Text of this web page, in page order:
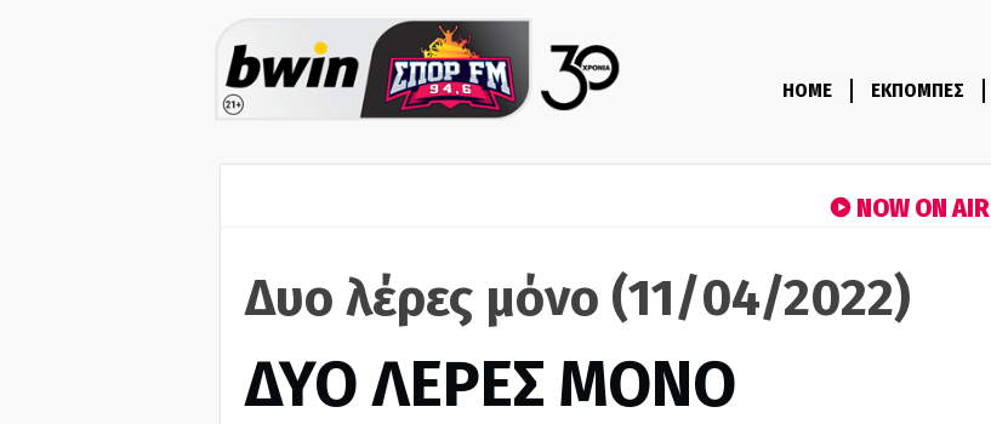
HOME ΕΚΠΟΜΠΕΣ
NOW ON AIR
Δυο λέρες μόνο (11/04/2022)
ΔΥΟ ΛΕΡΕΣ ΜΟΝΟ